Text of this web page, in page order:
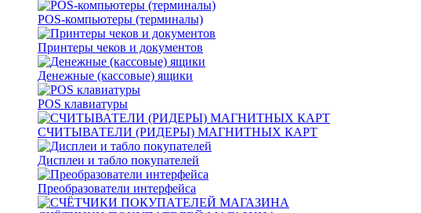
POS-компьютеры (терминалы)
Принтеры чеков и документов
Денежные (кассовые) ящики
POS клавиатуры
СЧИТЫВАТЕЛИ (РИДЕРЫ) МАГНИТНЫХ КАРТ
Дисплеи и табло покупателей
Преобразователи интерфейса